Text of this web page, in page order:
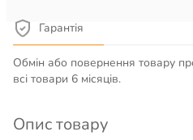
Гарантія
Обмін або повернення товару
всі товари 6 місяців.
Опис товару